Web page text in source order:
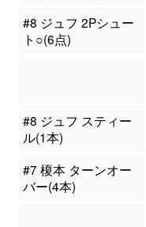
#8 ジュフ 2Pシュー
ト○(6点)
#8 ジュフ スティー
ル(1本)
#7 榎本 ターンオー
バー(4本)